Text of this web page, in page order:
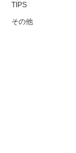
TIPS
その他